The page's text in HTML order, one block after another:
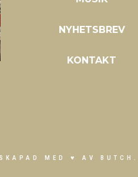
NYHETSBREV
KONTAKT
SKAPAD MED ♥ AV